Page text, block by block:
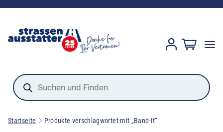
Products
search
Startseite Produkte verschlagwortet mit „Band-It“